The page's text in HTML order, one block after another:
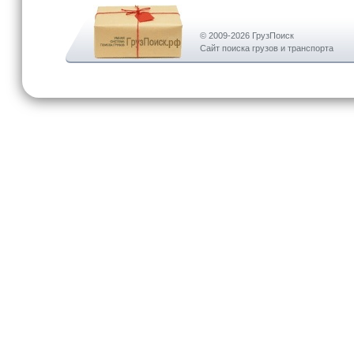
© 2009-2026 ГрузПоиск
Сайт поиска грузов и транспорта